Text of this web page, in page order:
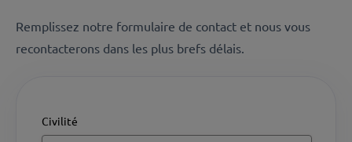
Remplissez notre formulaire de contact et nous vous
recontacterons dans les plus brefs délais.
Civilité